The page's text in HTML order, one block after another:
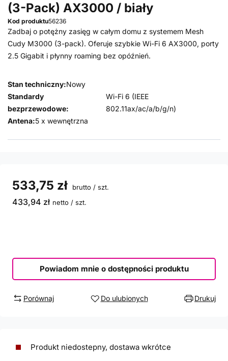
(3-Pack) AX3000 / biały
Kod produktu56236
Zadbaj o potężny zasięg w całym domu z systemem Mesh
Cudy M3000 (3-pack). Oferuje szybkie Wi-Fi 6 AX3000, porty
2.5 Gigabit i płynny roaming bez opóźnień.
Stan techniczny:Nowy
Standardy
bezprzewodowe:
Wi-Fi 6 (IEEE
802.11ax/ac/a/b/g/n)
Antena:5 x wewnętrzna
533,75 zł brutto / szt.
433,94 zł netto / szt.
Powiadom mnie o dostępności produktu
Porównaj Do ulubionych Drukuj
Produkt niedostepny, dostawa wkrótce